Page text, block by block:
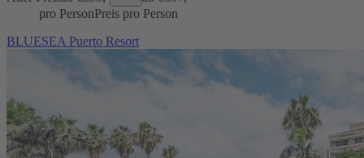
pro PersonPreis pro Person
BLUESEA Puerto Resort